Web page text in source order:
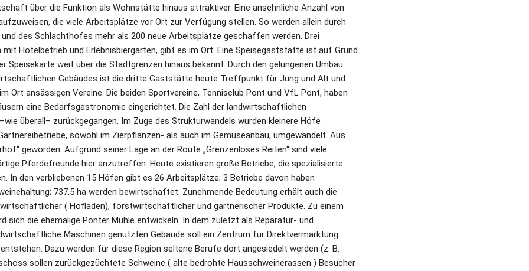
über die Funktion als Wohnstätte hinaus attraktiver. Eine ansehnliche Anzahl von
die viele Arbeitsplätze vor Ort zur Verfügung stellen. So werden allein durch
des Schlachthofes mehr als 200 neue Arbeitsplätze geschaffen werden. Drei
Hotelbetrieb und Erlebnisbiergarten, gibt es im Ort. Eine Speisegaststätte ist auf Grund
Speisekarte weit über die Stadtgrenzen hinaus bekannt. Durch den gelungenen Umbau
Gebäudes ist die dritte Gaststätte heute Treffpunkt für Jung und Alt und
Ort ansässigen Vereine. Die beiden Sportvereine, Tennisclub Pont und VfL Pont, haben
eine Bedarfsgastronomie eingerichtet. Die Zahl der landwirtschaftlichen
überall– zurückgegangen. Im Zuge des Strukturwandels wurden kleinere Höfe
sowohl im Zierpflanzen- als auch im Gemüseanbau, umgewandelt. Aus
geworden. Aufgrund seiner Lage an der Route „Grenzenloses Reiten“ sind viele
Pferdefreunde hier anzutreffen. Heute existieren große Betriebe, die spezialisierte
In den verbliebenen 15 Höfen gibt es 26 Arbeitsplätze; 3 Betriebe davon haben
737,5 ha werden bewirtschaftet. Zunehmende Bedeutung erhält auch die
( Hofladen), forstwirtschaftlicher und gärtnerischer Produkte. Zu einem
sich die ehemalige Ponter Mühle entwickeln. In dem zuletzt als Reparatur- und
Maschinen genutzten Gebäude soll ein Zentrum für Direktvermarktung
Dazu werden für diese Region seltene Berufe dort angesiedelt werden (z. B.
sollen zurückgezüchtete Schweine ( alte bedrohte Hausschweinerassen ) Besucher